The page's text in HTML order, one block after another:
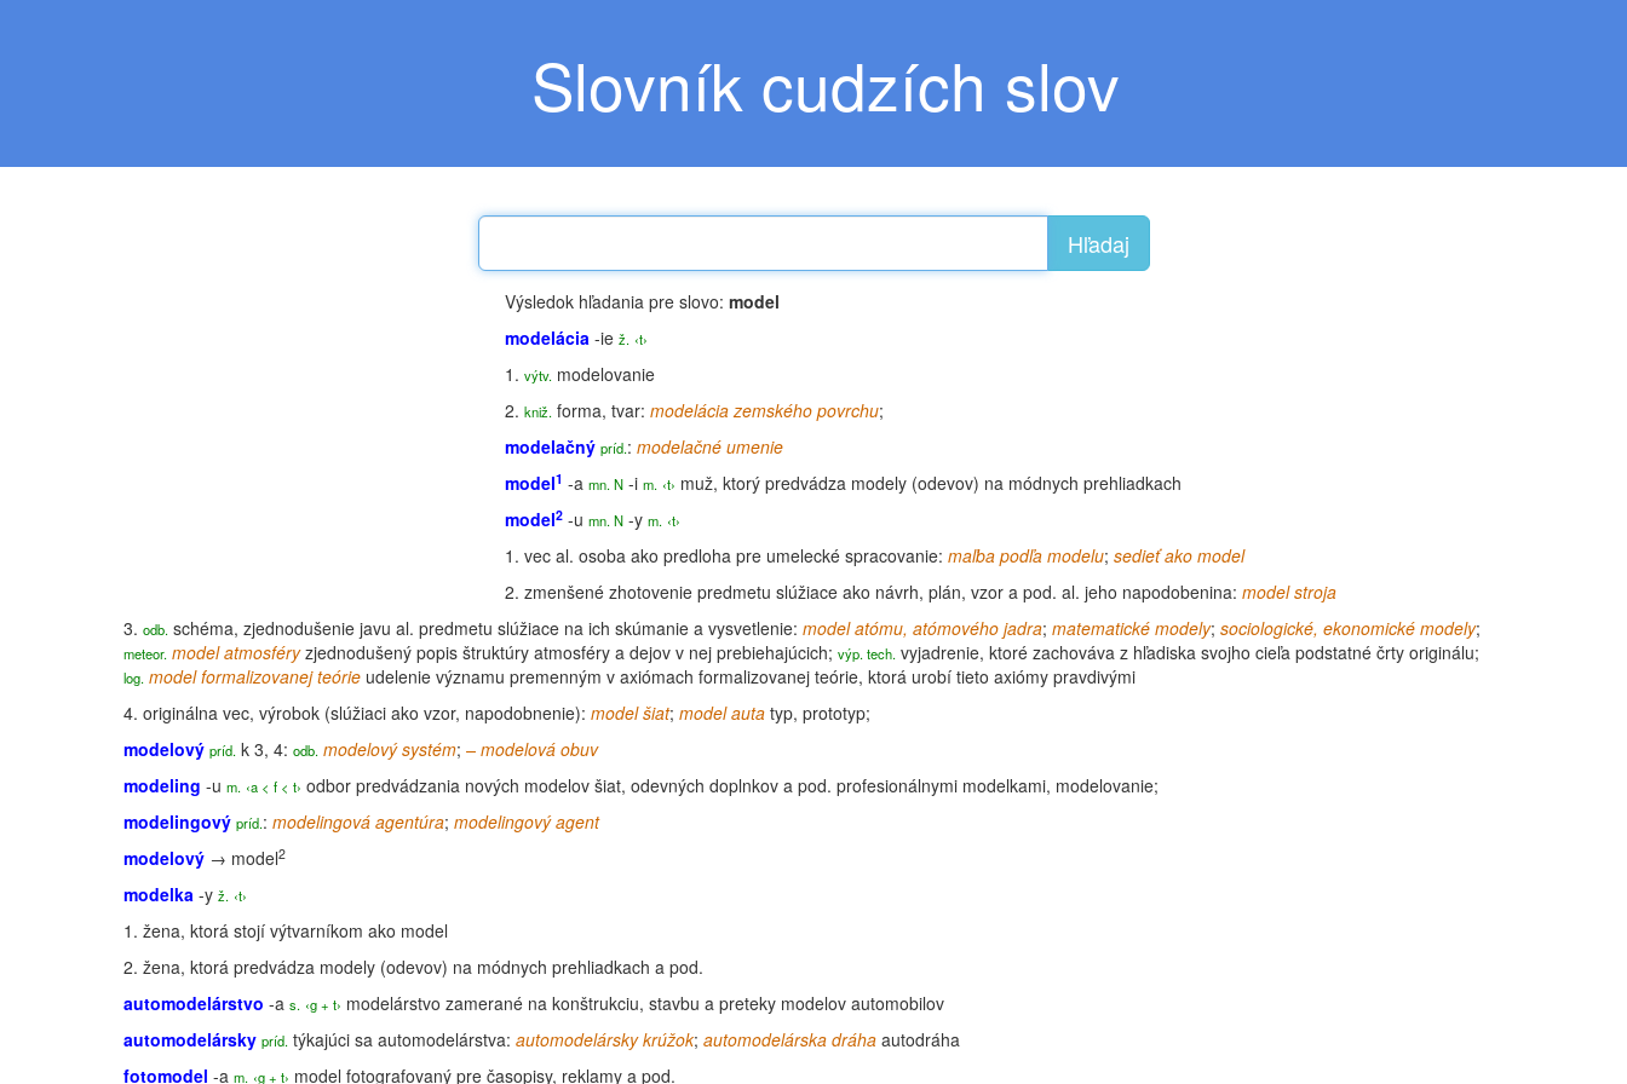
Slovník cudzích slov
Hľadaj
Výsledok hľadania pre slovo: model
modelácia -ie ž. ‹t›
1. výtv. modelovanie
2. kniž. forma, tvar: modelácia zemského povrchu;
modelačný príd.: modelačné umenie
model1 -a mn. N -i m. ‹t› muž, ktorý predvádza modely (odevov) na módnych prehliadkach
model2 -u mn. N -y m. ‹t›
1. vec al. osoba ako predloha pre umelecké spracovanie: maľba podľa modelu; sedieť ako model
2. zmenšené zhotovenie predmetu slúžiace ako návrh, plán, vzor a pod. al. jeho napodobenina: modelstroja
3. odb. schéma, zjednodušenie javu al. predmetu slúžiace na ich skúmanie a vysvetlenie: modelatómu, atómového jadra; matematické modely; sociologické, ekonomické modely;
meteor. modelatmosféryzjednodušený popis štruktúry atmosféry a dejov v nej prebiehajúcich; výp. tech. vyjadrenie, ktoré zachováva z hľadiska svojho cieľa podstatné črty originálu;
log. modelformalizovanej teórie udelenie významu premenným v axiómach formalizovanej teórie, ktorá urobí tieto axiómy pravdivými
4. originálna vec, výrobok (slúžiaci ako vzor, napodobnenie): modelšiat; modelauta typ, prototyp;
modelový príd. k 3, 4: odb. modelový systém; – modelová obuv
modeling -u m. ‹a < f < t› odbor predvádzania nových modelov šiat, odevných doplnkov a pod. profesionálnymi modelkami, modelovanie;
modelingový príd.: modelingová agentúra; modelingovýagent
modelový → model2
modelka -y ž. ‹t›
1. žena, ktorá stojí výtvarníkom ako model
2. žena, ktorá predvádza modely (odevov) na módnych prehliadkach a pod.
automodelárstvo -a s. ‹g + t› modelárstvo zamerané na konštrukciu, stavbu a preteky modelov automobilov
automodelársky príd. týkajúci sa automodelárstva: automodelársky krúžok; automodelárska dráha autodráha
fotomodel -a m. ‹g + t› model fotografovaný pre časopisy, reklamy a pod.